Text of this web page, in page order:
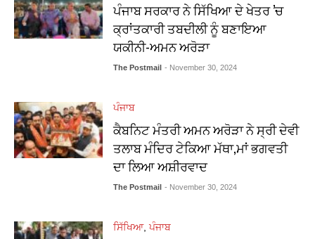
ਪੰਜਾਬ ਸਰਕਾਰ ਨੇ ਸਿੱਖਿਆ ਦੇ ਖੇਤਰ ’ਚ
ਕ੍ਰਾਂਤਕਾਰੀ ਤਬਦੀਲੀ ਨੂੰ ਬਣਾਇਆ
ਯਕੀਨੀ-ਅਮਨ ਅਰੋੜਾ
The Postmail - November 30, 2024
ਪੰਜਾਬ
ਕੈਬਨਿਟ ਮੰਤਰੀ ਅਮਨ ਅਰੋੜਾ ਨੇ ਸ੍ਰੀ ਦੇਵੀ
ਤਲਾਬ ਮੰਦਿਰ ਟੇਕਿਆ ਮੱਥਾ,ਮਾਂ ਭਗਵਤੀ
ਦਾ ਲਿਆ ਅਸ਼ੀਰਵਾਦ
The Postmail - November 30, 2024
ਸਿੱਖਿਆ,ਪੰਜਾਬ